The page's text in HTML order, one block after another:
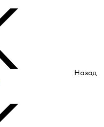
Назад